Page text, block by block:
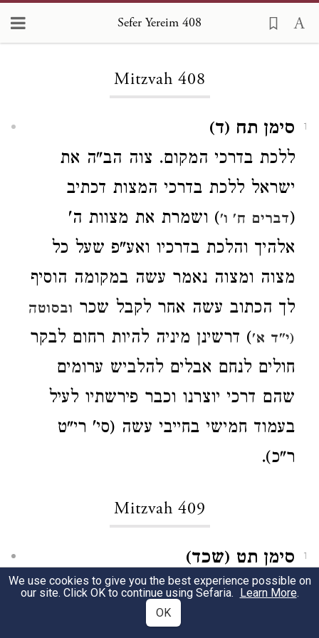
Sefer Yereim 408
Mitzvah 408
1
סימן תח (ד)
ללכת בדרכי המקום. צוה הב"ה את
ישראל ללכת בדרכי המצות דכתיב
(דברים ח' ו') ושמרת את מצוות ה'
אלהיך והלכת בדרכיו ואע"פ שעל כל
מצוה ומצוה נאמר עשה במקומה הוסיף
לך הכתוב עשה אחר לקבל שכר ובסוטה
(י"ד א') דרשינן מיניה להיות רחום לבקר
חולים לנחם אבלים להלביש ערומים
שהם דרכי יוצרנו וכבר פירשתיו לעיל
בעמוד חמישי בחייבי עשה (סי' רי"ט
ר"כ).
Mitzvah 409
1
סימן תט (שכד)
מורא מקדש. ויראת מאלהיך צוה בהכנס
אדם למקדש או בבית הכנסת
We use cookies to give you the best experience possible on
our site. Click OK to continue using Sefaria. Learn More.
OK